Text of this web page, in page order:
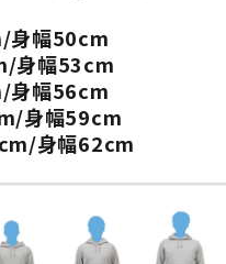
身幅50cm
身幅53cm
身幅56cm
身幅59cm
身幅62cm